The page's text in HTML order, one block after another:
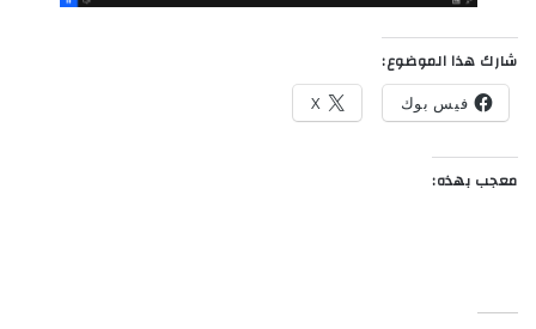
شارك هذا الموضوع:
فيس بوك X
معجب بهذه: